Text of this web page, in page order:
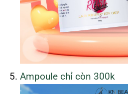
Ampoule chỉ còn 300k